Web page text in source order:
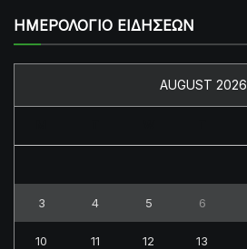
ΗΜΕΡΟΛΟΓΙΟ ΕΙΔΗΣΕΩΝ
AUGUST 2026
3 4 5 6
10 11 12 13